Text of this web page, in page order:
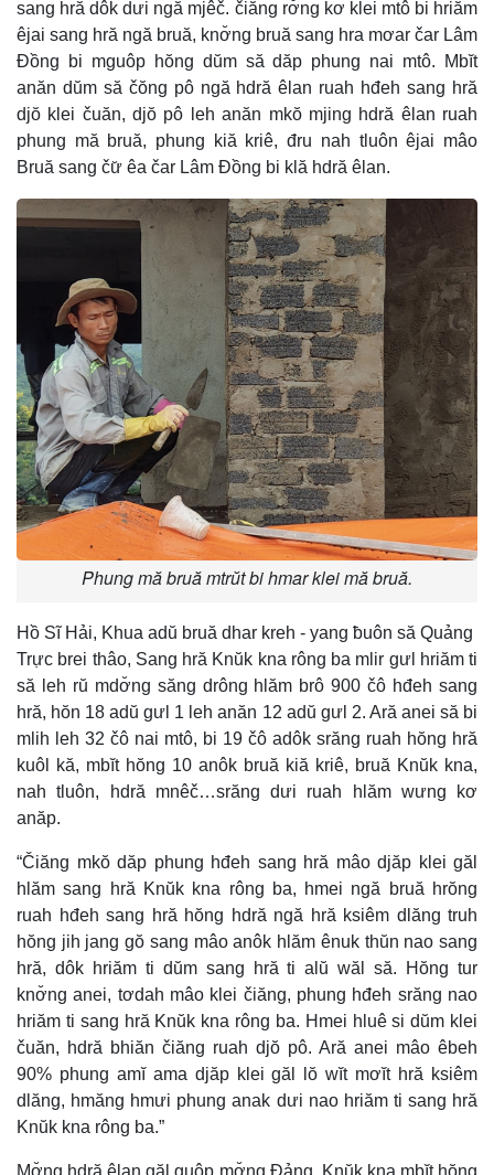
sang hră dôk dưi ngă mjêč. čiăng rơ̆ng kơ klei mtô bi hriăm
êjai sang hră ngă bruă, knơ̆ng bruă sang hra mơar čar Lâm
Đồng bi mguôp hŏng dŭm să dăp phung nai mtô. Mbĭt
anăn dŭm să čŏng pô ngă hdră êlan ruah hđeh sang hră
djŏ klei čuăn, djŏ pô leh anăn mkŏ mjing hdră êlan ruah
phung mă bruă, phung kiă kriê, đru nah tluôn êjai mâo
Bruă sang čư̆ êa čar Lâm Đồng bi klă hdră êlan.
Phung mă bruă mtrŭt bi hmar klei mă bruă.
Hồ Sĩ Hải, Khua adŭ bruă dhar kreh - yang ƀuôn să Quảng
Trực brei thâo, Sang hră Knŭk kna rông ba mlir gưl hriăm ti
să leh rŭ mdơ̆ng săng drông hlăm brô 900 čô hđeh sang
hră, hŏn 18 adŭ gưl 1 leh anăn 12 adŭ gưl 2. Ară anei să bi
mlih leh 32 čô nai mtô, bi 19 čô adôk srăng ruah hŏng hră
kuôl kă, mbĭt hŏng 10 anôk bruă kiă kriê, bruă Knŭk kna,
nah tluôn, hdră mnêč…srăng dưi ruah hlăm wưng kơ
anăp.
“Čiăng mkŏ dăp phung hđeh sang hră mâo djăp klei găl
hlăm sang hră Knŭk kna rông ba, hmei ngă bruă hrŏng
ruah hđeh sang hră hŏng hdră ngă hră ksiêm dlăng truh
hŏng jih jang gŏ sang mâo anôk hlăm ênuk thŭn nao sang
hră, dôk hriăm ti dŭm sang hră ti alŭ wăl să. Hŏng tur
knơ̆ng anei, tơdah mâo klei čiăng, phung hđeh srăng nao
hriăm ti sang hră Knŭk kna rông ba. Hmei hluê si dŭm klei
čuăn, hdră bhiăn čiăng ruah djŏ pô. Ară anei mâo êbeh
90% phung amĭ ama djăp klei găl lŏ wĭt mơĭt hră ksiêm
dlăng, hmăng hmưi phung anak dưi nao hriăm ti sang hră
Knŭk kna rông ba.”